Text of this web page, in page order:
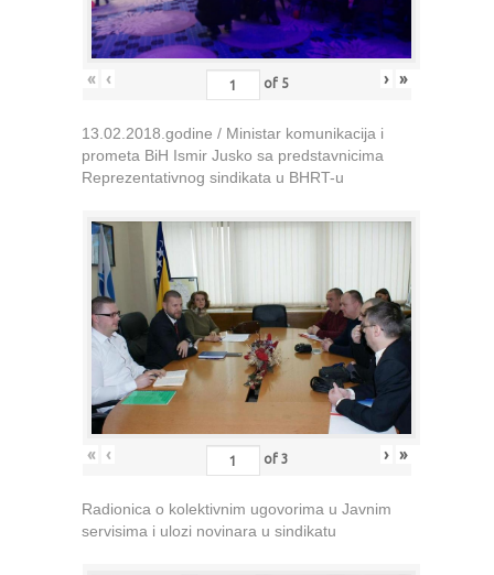
« ‹ of 5 › »
13.02.2018.godine / Ministar komunikacija i
prometa BiH Ismir Jusko sa predstavnicima
Reprezentativnog sindikata u BHRT-u
« ‹ of 3 › »
Radionica o kolektivnim ugovorima u Javnim
servisima i ulozi novinara u sindikatu